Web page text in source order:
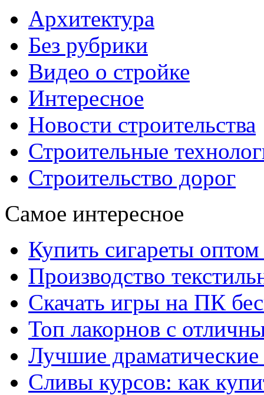
Архитектура
Без рубрики
Видео о стройке
Интересное
Новости строительства
Строительные
Строительство дорог
Самое интересное
Купить сигареты
Производство
Скачать игры на ПК
Топ лакорнов с
Лучшие
Сливы курсов: как